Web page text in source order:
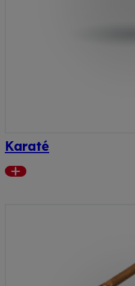
Karaté
Read